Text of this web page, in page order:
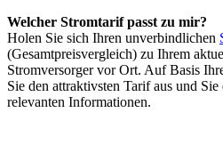
Welcher Stromtarif passt zu mir?
Holen Sie sich Ihren unverbindlichen
(Gesamtpreisvergleich) zu Ihrem
Stromversorger vor Ort. Auf Basis
Sie den attraktivsten Tarif aus und
relevanten Informationen.